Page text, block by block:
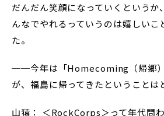
だんだん笑顔になっていくというか
んなでやれるっていうのは嬉しいこ
た。
──今年は「Homecoming（帰郷）
が、福島に帰ってきたということは
山猿： ＜RockCorps＞って年代問